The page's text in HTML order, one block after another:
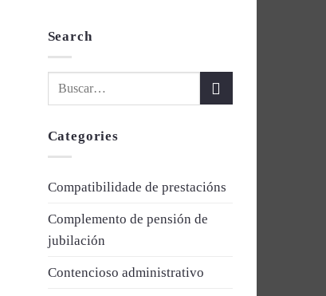
Search
Categories
Compatibilidade de prestacións
Complemento de pensión de
jubilación
Contencioso administrativo